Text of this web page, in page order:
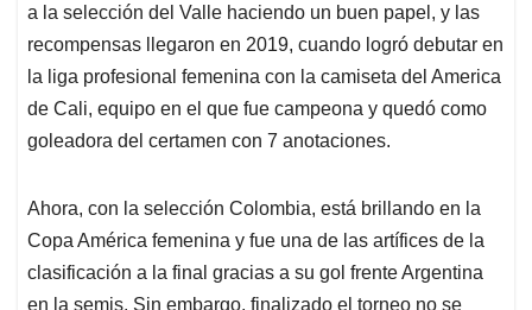
a la selección del Valle haciendo un buen papel, y las
recompensas llegaron en 2019, cuando logró debutar en
la liga profesional femenina con la camiseta del America
de Cali, equipo en el que fue campeona y quedó como
goleadora del certamen con 7 anotaciones.
Ahora, con la selección Colombia, está brillando en la
Copa América femenina y fue una de las artífices de la
clasificación a la final gracias a su gol frente Argentina
en la semis. Sin embargo, finalizado el torneo no se